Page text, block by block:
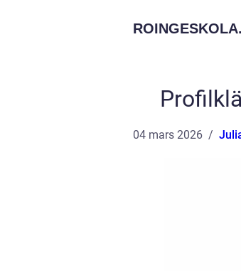
ROINGESKOLA.
04 mars 2026